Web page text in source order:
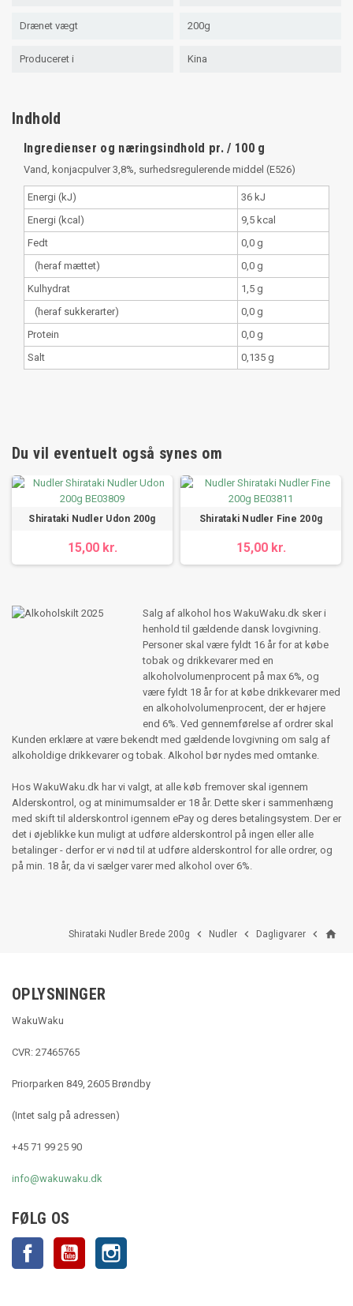
Drænet vægt 200g
Produceret i Kina
Indhold
Ingredienser og næringsindhold pr. / 100 g
Vand, konjacpulver 3,8%, surhedsregulerende middel (E526)
Energi (kJ)
36 kJ
Energi (kcal)
9,5 kcal
Fedt
0,0 g
(heraf mættet)
0,0 g
Kulhydrat
1,5 g
(heraf sukkerarter)
0,0 g
Protein
0,0 g
Salt
0,135 g
Du vil eventuelt også synes om
Shirataki Nudler Udon 200g
15,00 kr.
Shirataki Nudler Fine 200g
15,00 kr.
Salg af alkohol hos WakuWaku.dk sker i
henhold til gældende dansk lovgivning.
Personer skal være fyldt 16 år for at købe
tobak og drikkevarer med en
alkoholvolumenprocent på max 6%, og
være fyldt 18 år for at købe drikkevarer med
en alkoholvolumenprocent, der er højere
end 6%. Ved gennemførelse af ordrer skal
Kunden erklære at være bekendt med gældende lovgivning om salg af
alkoholdige drikkevarer og tobak. Alkohol bør nydes med omtanke.
Hos WakuWaku.dk har vi valgt, at alle køb fremover skal igennem
Alderskontrol, og at minimumsalder er 18 år. Dette sker i sammenhæng
med skift til alderskontrol igennem ePay og deres betalingsystem. Der er
det i øjeblikke kun muligt at udføre alderskontrol på ingen eller alle
betalinger - derfor er vi nød til at udføre alderskontrol for alle ordrer, og
på min. 18 år, da vi sælger varer med alkohol over 6%.
home

Dagligvarer

Nudler

Shirataki Nudler Brede 200g
OPLYSNINGER
WakuWaku
CVR: 27465765
Priorparken 849, 2605 Brøndby
(Intet salg på adressen)
+45 71 99 25 90
info@wakuwaku.dk
FØLG OS
Facebook YouTube